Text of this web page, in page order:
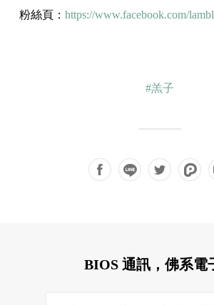
粉絲頁： https://www.facebook.com/
#羔子
BIOS 通訊，佛系電